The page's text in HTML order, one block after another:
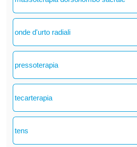
onde d'urto radiali
pressoterapia
tecarterapia
tens